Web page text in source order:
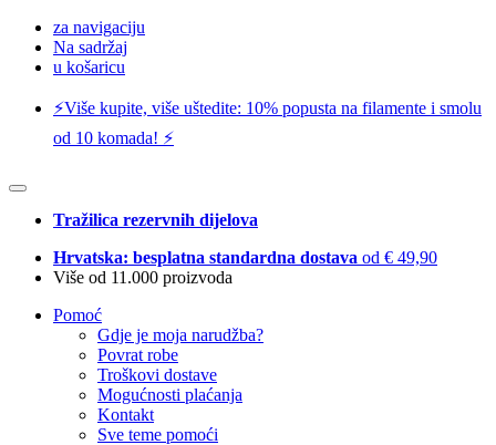
za navigaciju
Na sadržaj
u košaricu
⚡️Više kupite, više uštedite: 10% popusta na filamente i smolu
od 10 komada! ⚡️
Tražilica rezervnih dijelova
Hrvatska: besplatna standardna dostava od € 49,90
Više od 11.000 proizvoda
Pomoć
Gdje je moja narudžba?
Povrat robe
Troškovi dostave
Mogućnosti plaćanja
Kontakt
Sve teme pomoći